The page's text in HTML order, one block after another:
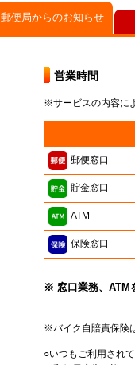
郵便局からのお知らせ
営業時間
※サービスの内容に
郵便窓口
貯金窓口
ATM
保険窓口
※ 窓口業務、ATM
※バイク自賠責保険
○いつもご利用され